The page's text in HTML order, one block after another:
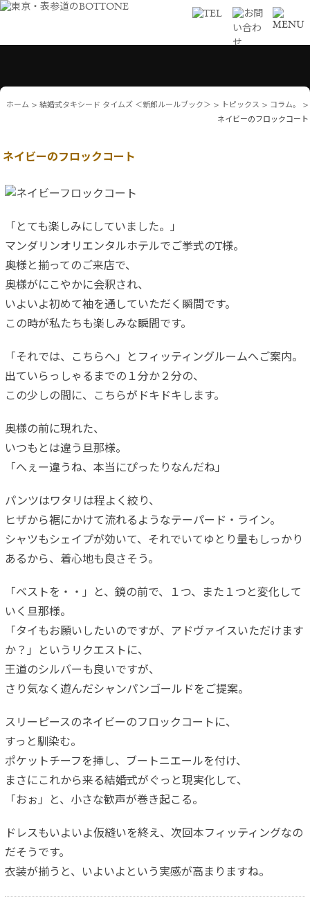
ホーム > 結婚式タキシード タイムズ ＜新郎ルールブック＞ > トピックス > コラム。
>
ネイビーのフロックコート
ネイビーのフロックコート
「とても楽しみにしていました。」
マンダリンオリエンタルホテルでご挙式のT様。
奥様と揃ってのご来店で、
奥様がにこやかに会釈され、
いよいよ初めて袖を通していただく瞬間です。
この時が私たちも楽しみな瞬間です。
「それでは、こちらへ」とフィッティングルームへご案内。
出ていらっしゃるまでの１分か２分の、
この少しの間に、こちらがドキドキします。
奥様の前に現れた、
いつもとは違う旦那様。
「へぇー違うね、本当にぴったりなんだね」
パンツはワタリは程よく絞り、
ヒザから裾にかけて流れるようなテーパード・ライン。
シャツもシェイプが効いて、それでいてゆとり量もしっかり
あるから、着心地も良さそう。
「ベストを・・」と、鏡の前で、１つ、また１つと変化して
いく旦那様。
「タイもお願いしたいのですが、アドヴァイスいただけます
か？」というリクエストに、
王道のシルバーも良いですが、
さり気なく遊んだシャンパンゴールドをご提案。
スリーピースのネイビーのフロックコートに、
すっと馴染む。
ポケットチーフを挿し、ブートニエールを付け、
まさにこれから来る結婚式がぐっと現実化して、
「おぉ」と、小さな歓声が巻き起こる。
ドレスもいよいよ仮縫いを終え、次回本フィッティングなの
だそうです。
衣装が揃うと、いよいよという実感が高まりますね。